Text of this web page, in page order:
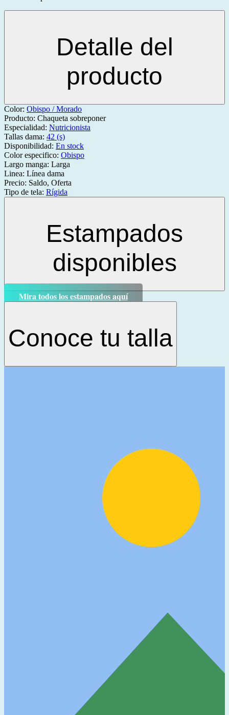
Detalle del
producto
Color: Obispo / Morado
Producto: Chaqueta sobreponer
Especialidad: Nutricionista
Tallas dama: 42 (s)
Disponibilidad: En stock
Color especifico: Obispo
Largo manga: Larga
Linea: Línea dama
Precio: Saldo, Oferta
Tipo de tela: Rígida
Estampados
disponibles
Mira todos los estampados aquí
Conoce tu talla